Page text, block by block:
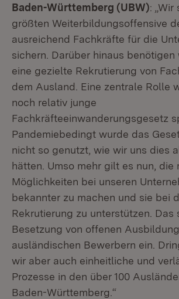
Baden-Württemberg (UBW):
größten Weiterbildungsoffensive
ausreichend Fachkräfte für die
sichern. Darüber hinaus benötigen
eine gezielte Rekrutierung von
dem Ausland. Eine zentrale Rolle
noch relativ junge
Fachkräfteeinwanderungsgesetz
Pandemiebedingt wurde das
nicht so genutzt, wie wir uns dies
hätten. Umso mehr gilt es nun, die
Möglichkeiten bei unseren
bekannter zu machen und sie bei
Rekrutierung zu unterstützen. Das
Besetzung von offenen
ausländischen Bewerbern ein.
wir aber auch einheitliche und
Prozesse in den über 100
Baden-Württemberg.“